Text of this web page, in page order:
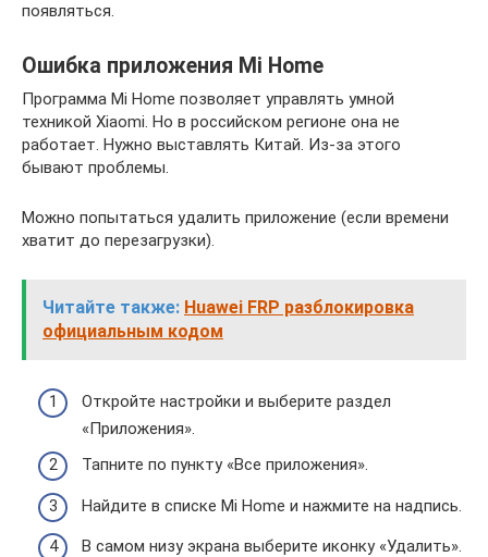
появляться.
Ошибка приложения Mi Home
Программа Mi Home позволяет управлять умной
техникой Xiaomi. Но в российском регионе она не
работает. Нужно выставлять Китай. Из-за этого
бывают проблемы.
Можно попытаться удалить приложение (если времени
хватит до перезагрузки).
Читайте также: Huawei FRP разблокировка
официальным кодом
Откройте настройки и выберите раздел
«Приложения».
Тапните по пункту «Все приложения».
Найдите в списке Mi Home и нажмите на надпись.
В самом низу экрана выберите иконку «Удалить».